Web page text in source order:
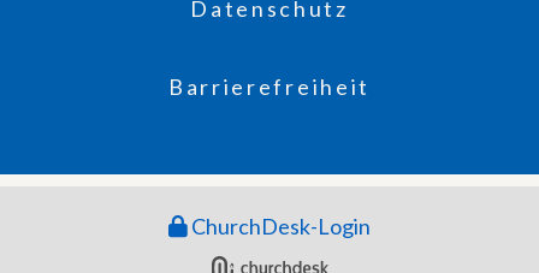
Datenschutz
Barrierefreiheit
ChurchDesk-Login